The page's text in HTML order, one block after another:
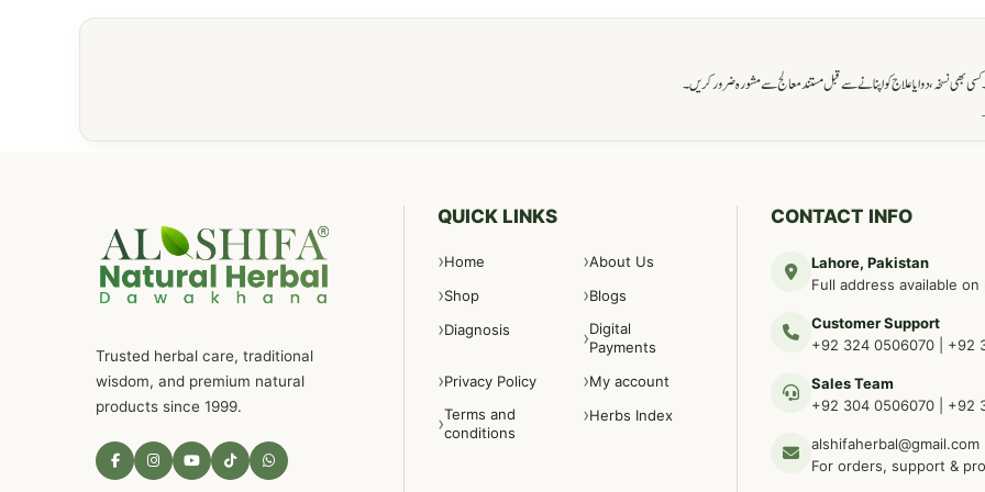
نسخہ، دوا یا علاج کو اپنانے سے قبل مستند معالج سے مشورہ ضرور کریں۔
Trusted herbal care, traditional
wisdom, and premium natural
products since 1999.
QUICK LINKS
Home
About Us
Shop
Blogs
Diagnosis
Digital
Payments
Privacy Policy
My account
Terms and
conditions
Herbs Index
CONTACT INFO
Lahore, Pakistan
Full address available
Customer Support
+92 324 0506070
+92
Sales Team
+92 304 0506070
+92
alshifaherbal@gmail.com
For orders, support &